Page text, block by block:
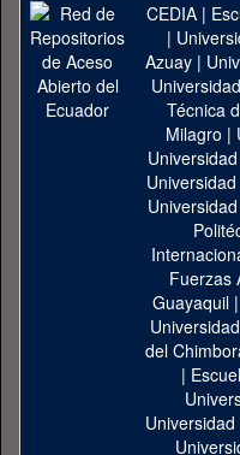
CEDIA|
|
Azuay|
Técnica
Milagro |
Fuerzas
Guayaquil|
del
|